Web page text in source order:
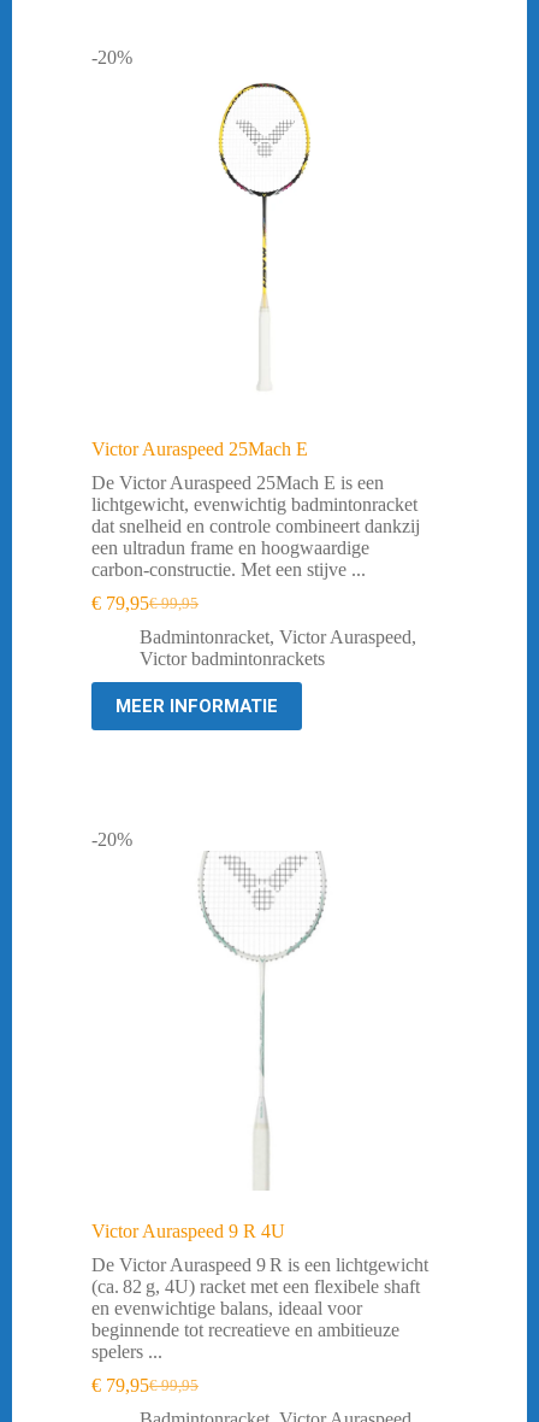
-20%
Victor Auraspeed 25Mach E
De Victor Auraspeed 25Mach E is een
lichtgewicht, evenwichtig badmintonracket
dat snelheid en controle combineert dankzij
een ultradun frame en hoogwaardige
carbon-constructie. Met een stijve ...
€99,95
Oorspronkelijke
prijs
was:
€ 99,95.
€ 79,95Huidige
prijs
is:
€ 79,95.
Badmintonracket, Victor Auraspeed,
Victor badmintonrackets
MEER INFORMATIE
-20%
Victor Auraspeed 9 R 4U
De Victor Auraspeed 9 R is een lichtgewicht
(ca. 82 g, 4U) racket met een flexibele shaft
en evenwichtige balans, ideaal voor
beginnende tot recreatieve en ambitieuze
spelers ...
€99,95
Oorspronkelijke
prijs
€ 79,95Huidige
prijs